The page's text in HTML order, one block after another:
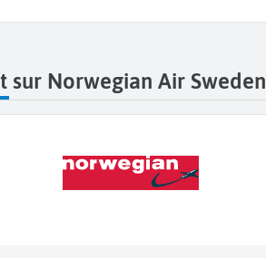
sur Norwegian Air Sweden